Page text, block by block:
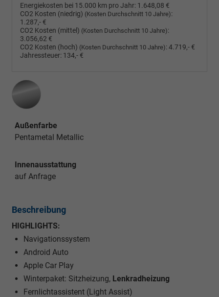
Energiekosten bei 15.000 km pro Jahr: 1.648,08 €
CO2 Kosten (niedrig) (Kosten Durchschnitt 10 Jahre):
1.287,- €
CO2 Kosten (mittel) (Kosten Durchschnitt 10 Jahre):
3.056,62 €
CO2 Kosten (hoch) (Kosten Durchschnitt 10 Jahre):4.719,- €
Jahressteuer: 134,- €
Außenfarbe
Pentametal Metallic
Innenausstattung
auf Anfrage
Beschreibung
HIGHLIGHTS:
Navigationssystem
Android Auto
Apple Car Play
Winterpaket: Sitzheizung, Lenkradheizung
Fernlichtassistent (Light Assist)